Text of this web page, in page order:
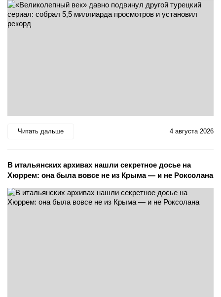
Читать дальше 4 августа 2026
В итальянских архивах нашли секретное досье на
Хюррем: она была вовсе не из Крыма — и не Роксолана